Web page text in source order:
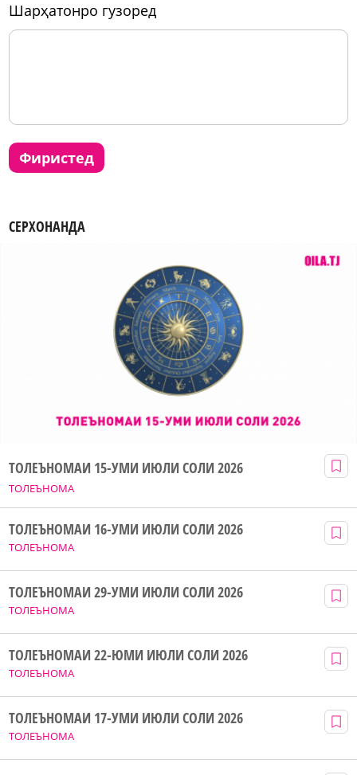
шарҳатонро гузоред
фиристед
СЕРХОНАНДА
ТОЛЕЪНОМА
ТОЛЕЪНОМАИ 15-УМИ ИЮЛИ СОЛИ 2026
ТОЛЕЪНОМА
ТОЛЕЪНОМАИ 16-УМИ ИЮЛИ СОЛИ 2026
ТОЛЕЪНОМА
ТОЛЕЪНОМАИ 29-УМИ ИЮЛИ СОЛИ 2026
ТОЛЕЪНОМА
ТОЛЕЪНОМАИ 22-ЮМИ ИЮЛИ СОЛИ 2026
ТОЛЕЪНОМА
ТОЛЕЪНОМАИ 17-УМИ ИЮЛИ СОЛИ 2026